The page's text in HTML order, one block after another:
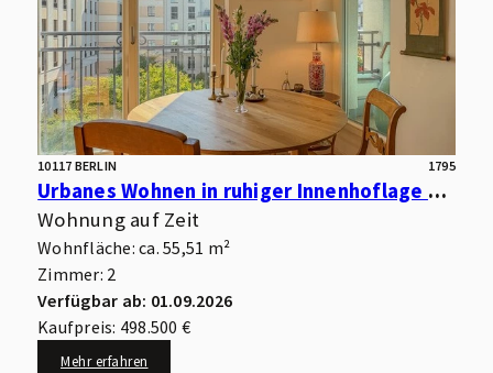
10117 BERLIN 1795
Urbanes Wohnen in ruhiger Innenhoflage – Moderne Eigentumswohnung mit Südwest-Loggia
Wohnung auf Zeit
Wohnfläche: ca. 55,51 m²
Zimmer: 2
Verfügbar ab: 01.09.2026
Kaufpreis: 498.500 €
Mehr erfahren